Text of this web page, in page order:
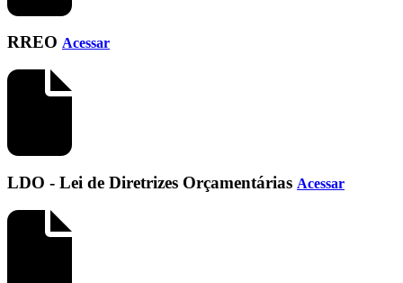
RREO Acessar
LDO - Lei de Diretrizes Orçamentárias Acessar